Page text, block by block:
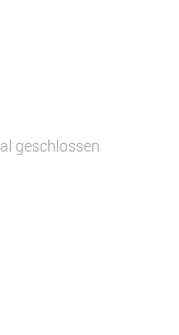
geschlossen